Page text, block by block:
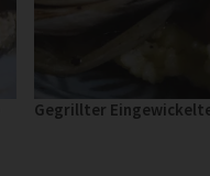
Gegrillter